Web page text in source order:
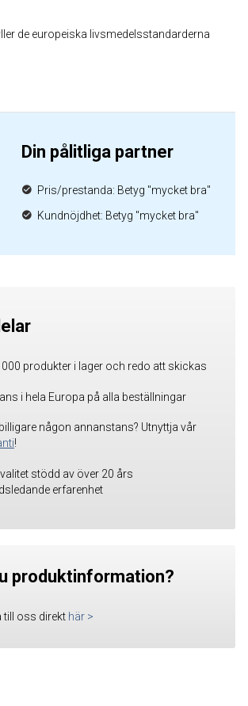
de europeiska livsmedelsstandarderna
Din pålitliga partner
Pris/prestanda: Betyg "mycket bra"
Kundnöjdhet: Betyg "mycket bra"
000 produkter i lager och redo att skickas
i hela Europa på alla beställningar
någon annanstans? Utnyttja vår
!
stödd av över 20 års
erfarenhet
produktinformation?
till oss direkt här >